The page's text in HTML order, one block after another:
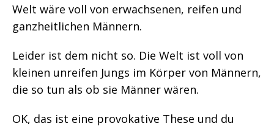
Welt wäre voll von erwachsenen, reifen und
ganzheitlichen Männern.
Leider ist dem nicht so. Die Welt ist voll von
kleinen unreifen Jungs im Körper von Männern,
die so tun als ob sie Männer wären.
OK, das ist eine provokative These und du